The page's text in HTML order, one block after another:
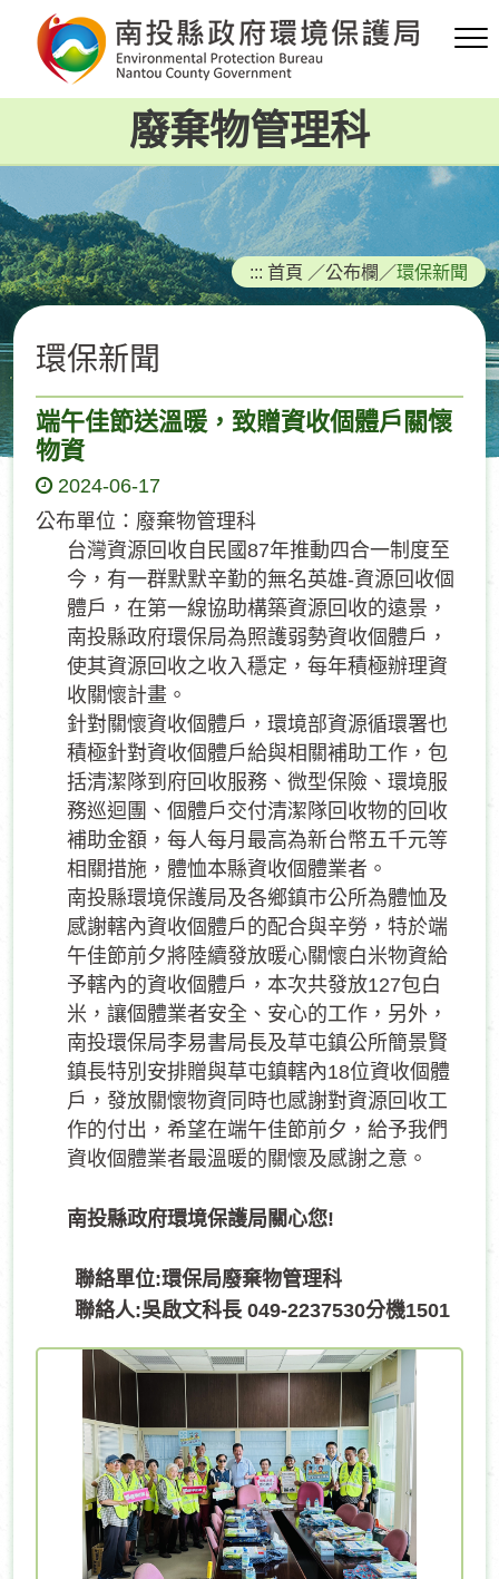
要
容
區
塊
廢棄物管理科
::: 首頁 ／公布欄 ／環保新聞
環保新聞
端午佳節送溫暖，致贈資收個體戶關懷
物資
2024-06-17
公布單位：廢棄物管理科
台灣資源回收自民國87年推動四合一制度至
今，有一群默默辛勤的無名英雄-資源回收個
體戶，在第一線協助構築資源回收的遠景，
南投縣政府環保局為照護弱勢資收個體戶，
使其資源回收之收入穩定，每年積極辦理資
收關懷計畫。
針對關懷資收個體戶，環境部資源循環署也
積極針對資收個體戶給與相關補助工作，包
括清潔隊到府回收服務、微型保險、環境服
務巡迴團、個體戶交付清潔隊回收物的回收
補助金額，每人每月最高為新台幣五千元等
相關措施，體恤本縣資收個體業者。
南投縣環境保護局及各鄉鎮市公所為體恤及
感謝轄內資收個體戶的配合與辛勞，特於端
午佳節前夕將陸續發放暖心關懷白米物資給
予轄內的資收個體戶，本次共發放127包白
米，讓個體業者安全、安心的工作，另外，
南投環保局李易書局長及草屯鎮公所簡景賢
鎮長特別安排贈與草屯鎮轄內18位資收個體
戶，發放關懷物資同時也感謝對資源回收工
作的付出，希望在端午佳節前夕，給予我們
資收個體業者最溫暖的關懷及感謝之意。
南投縣政府環境保護局關心您!
聯絡單位:環保局廢棄物管理科
聯絡人:吳啟文科長049-2237530分機1501